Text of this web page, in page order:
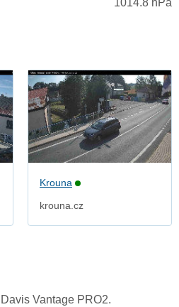
1014.8 hPa
Krouna
krouna.cz
Vantage PRO2.